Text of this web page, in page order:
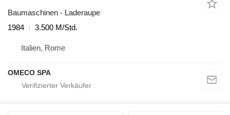
Baumaschinen - Laderaupe
1984
3.500 M/Std.
Italien, Rome
OMECO SPA